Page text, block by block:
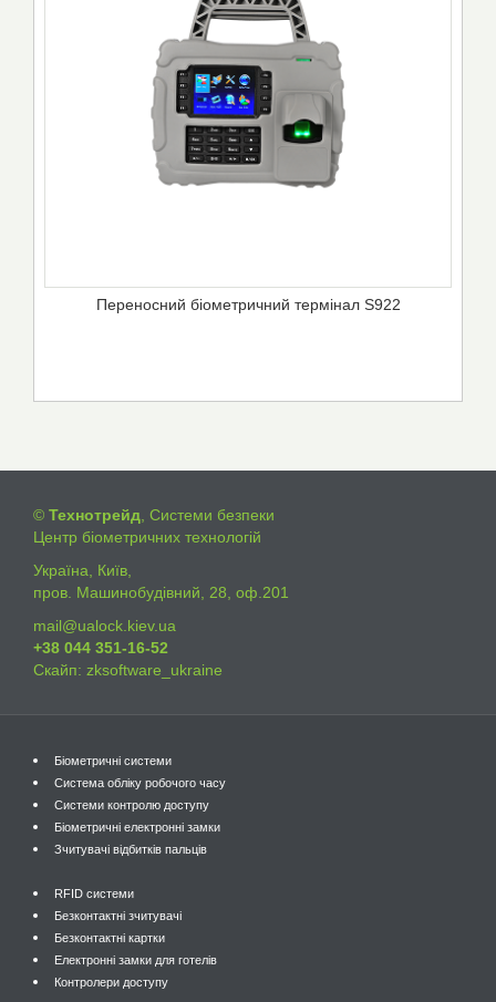
Переносний біометричний термінал S922
© Технотрейд , Системи безпеки
Центр біометричних технологій
Україна, Київ,
пров. Машинобудівний, 28, оф.201
mail@ualock.kiev.ua
+38 044 351-16-52
Скайп: zksoftware_ukraine
Біометричні системи
Система обліку робочого часу
Системи контролю доступу
Біометричні електронні замки
Зчитувачі відбитків пальців
RFID системи
Безконтактні зчитувачі
Безконтактні картки
Електронні замки для готелів
Контролери доступу